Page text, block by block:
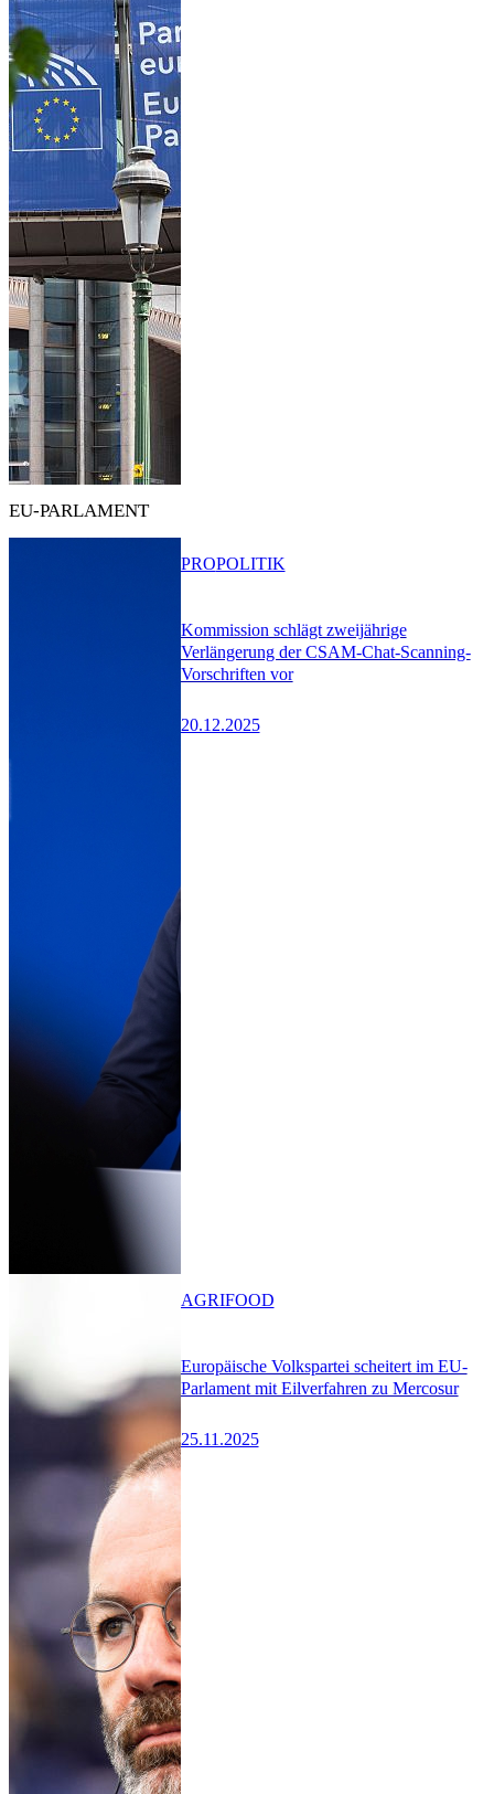
EU-PARLAMENT
Kommission schlägt zweijährige
Verlängerung der CSAM-Chat-Scanning-
Vorschriften vor
20.12.2025
PROPOLITIK
Europäische Volkspartei scheitert im EU-
Parlament mit Eilverfahren zu Mercosur
25.11.2025
AGRIFOOD